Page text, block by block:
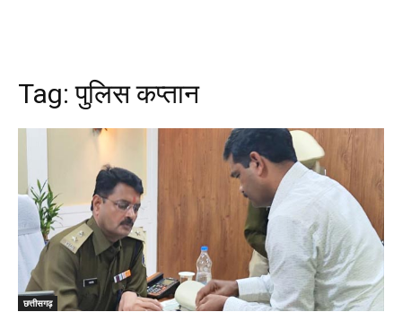
Tag:पुलिस कप्तान
छत्तीसगढ़